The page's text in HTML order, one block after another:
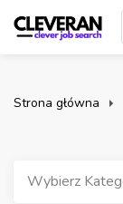
Strona główna
Wybierz